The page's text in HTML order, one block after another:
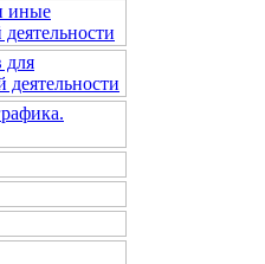
иные
для
деятельности